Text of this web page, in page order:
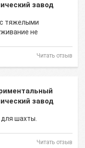
завод
с тяжелыми
не
Читать отзыв
завод
шахты.
Читать отзыв